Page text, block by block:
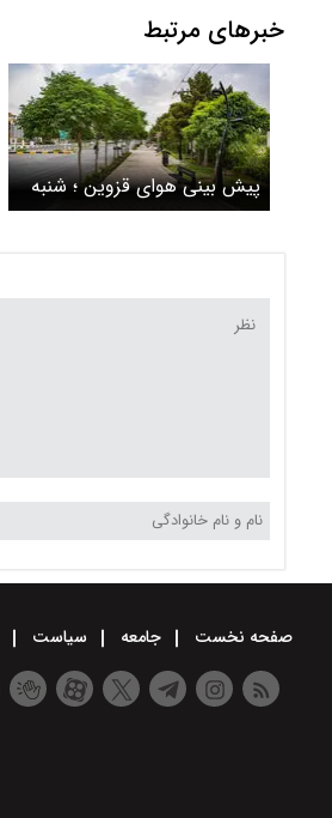
خبرهای مرتبط
پیش بینی هوای قزوین ؛ شنبه
14تیر ۱۴۰۴
صفحه نخست جامعه سیاست